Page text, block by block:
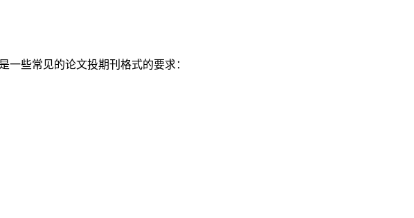
些常见的论文投期刊格式的要求：